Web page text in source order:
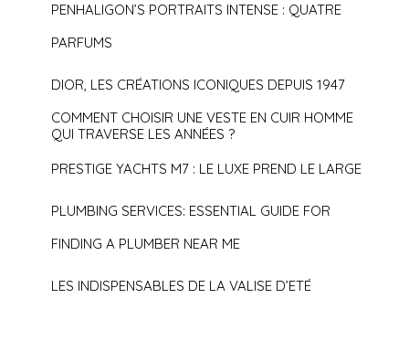
PENHALIGON’S PORTRAITS INTENSE : QUATRE
PARFUMS
DIOR, LES CRÉATIONS ICONIQUES DEPUIS 1947
COMMENT CHOISIR UNE VESTE EN CUIR HOMME
QUI TRAVERSE LES ANNÉES ?
PRESTIGE YACHTS M7 : LE LUXE PREND LE LARGE
PLUMBING SERVICES: ESSENTIAL GUIDE FOR
FINDING A PLUMBER NEAR ME
LES INDISPENSABLES DE LA VALISE D’ETÉ